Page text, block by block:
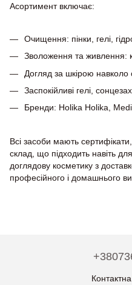
Асортимент включає:
Очищення: пінки, гелі,
Зволоження та живлення:
Догляд за шкірою навколо
Заспокійливі гелі,
Бренди: Holika Holika,
Всі засоби мають сертифікати,
склад, що підходить навіть
доглядову косметику з
професійного і домашнього